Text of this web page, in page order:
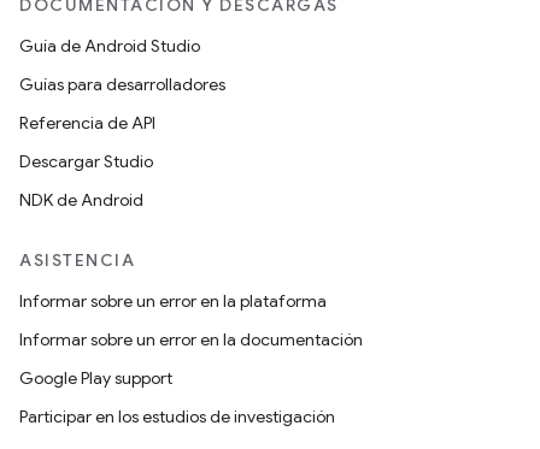
DOCUMENTACIÓN Y DESCARGAS
Guía de Android Studio
Guías para desarrolladores
Referencia de API
Descargar Studio
NDK de Android
ASISTENCIA
Informar sobre un error en la plataforma
Informar sobre un error en la documentación
Google Play support
Participar en los estudios de investigación